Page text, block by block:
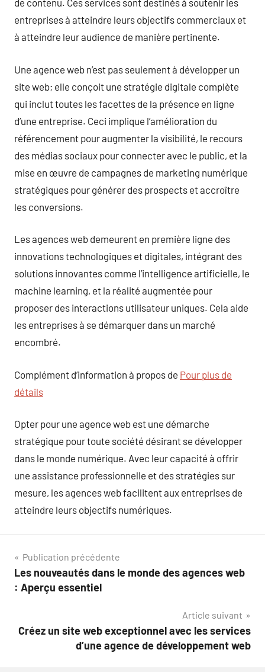
de contenu. Ces services sont destinés à soutenir les
entreprises à atteindre leurs objectifs commerciaux et
à atteindre leur audience de manière pertinente.
Une agence web n’est pas seulement à développer un
site web; elle conçoit une stratégie digitale complète
qui inclut toutes les facettes de la présence en ligne
d’une entreprise. Ceci implique l’amélioration du
référencement pour augmenter la visibilité, le recours
des médias sociaux pour connecter avec le public, et la
mise en œuvre de campagnes de marketing numérique
stratégiques pour générer des prospects et accroître
les conversions.
Les agences web demeurent en première ligne des
innovations technologiques et digitales, intégrant des
solutions innovantes comme l’intelligence artificielle, le
machine learning, et la réalité augmentée pour
proposer des interactions utilisateur uniques. Cela aide
les entreprises à se démarquer dans un marché
encombré.
Complément d’information à propos de Pour plus de
détails
Opter pour une agence web est une démarche
stratégique pour toute société désirant se développer
dans le monde numérique. Avec leur capacité à offrir
une assistance professionnelle et des stratégies sur
mesure, les agences web facilitent aux entreprises de
atteindre leurs objectifs numériques.
Navigation
de
Publication précédente
Les nouveautés dans le monde des agences web
: Aperçu essentiel
Article suivant
Créez un site web exceptionnel avec les services
d’une agence de développement web